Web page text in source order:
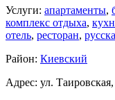
Услуги: апартаменты,
комплекс отдыха,
отель, ресторан,
Район: Киевский
Адрес: ул.